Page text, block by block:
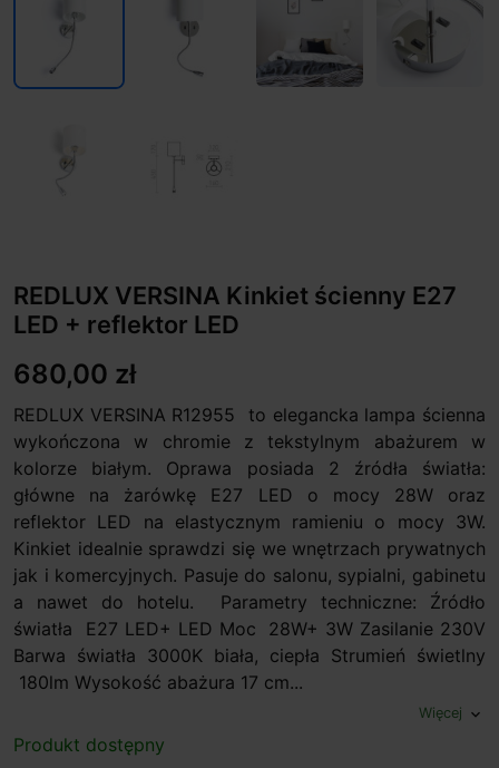
REDLUX VERSINA Kinkiet ścienny E27
LED + reflektor LED
680,00 zł
REDLUX VERSINA R12955 to elegancka lampa ścienna
wykończona w chromie z tekstylnym abażurem w
kolorze białym. Oprawa posiada 2 źródła światła:
główne na żarówkę E27 LED o mocy 28W oraz
reflektor LED na elastycznym ramieniu o mocy 3W.
Kinkiet idealnie sprawdzi się we wnętrzach prywatnych
jak i komercyjnych. Pasuje do salonu, sypialni, gabinetu
a nawet do hotelu. Parametry techniczne: Źródło
światła E27 LED+ LED Moc 28W+ 3W Zasilanie 230V
Barwa światła 3000K biała, ciepła Strumień świetlny
180lm Wysokość abażura 17 cm...
Więcej expand_more
Produkt dostępny